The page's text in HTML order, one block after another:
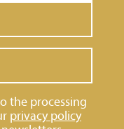
the processing
privacy policy